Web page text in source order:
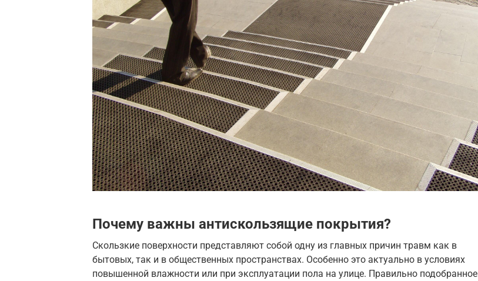
Почему важны антискользящие покрытия?
Скользкие поверхности представляют собой одну из главных причин травм как в
бытовых, так и в общественных пространствах. Особенно это актуально в условиях
повышенной влажности или при эксплуатации пола на улице. Правильно подобранное